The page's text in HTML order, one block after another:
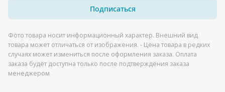
Подписаться
Фото товара носит информационный характер. Внешний вид
товара может отличаться от изображения. - Цена товара в редких
случаях может измениться после оформления заказа. Оплата
заказа будет доступна только после подтверждения заказа
менеджером